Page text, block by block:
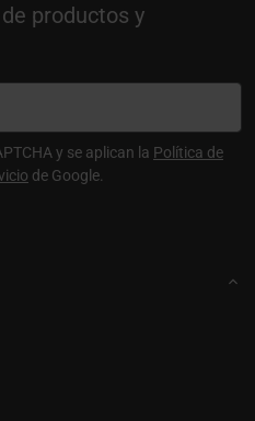
productos y
y se aplican la Política de
de Google.